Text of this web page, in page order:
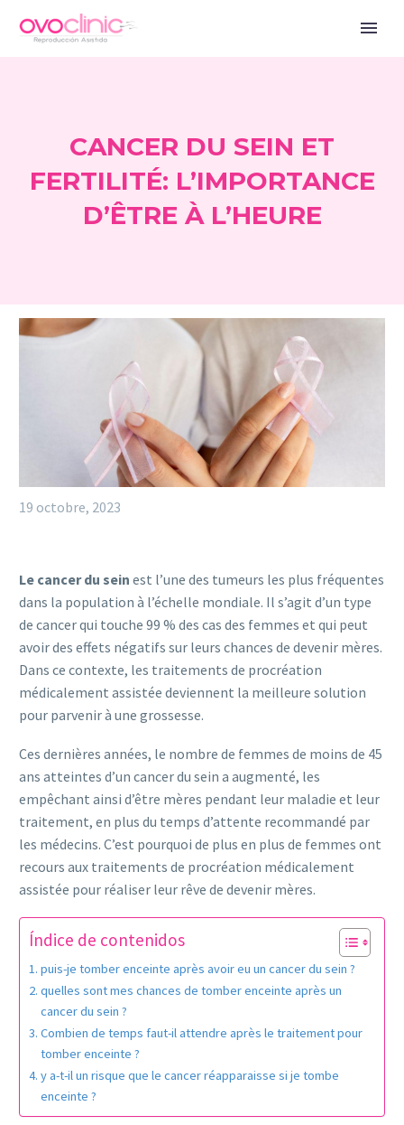
CANCER DU SEIN ET
FERTILITÉ: L’IMPORTANCE
D’ÊTRE À L’HEURE
19 octobre, 2023
Le cancer du sein est l’une des tumeurs les plus fréquentes
dans la population à l’échelle mondiale. Il s’agit d’un type
de cancer qui touche 99 % des cas des femmes et qui peut
avoir des effets négatifs sur leurs chances de devenir mères.
Dans ce contexte, les traitements de procréation
médicalement assistée deviennent la meilleure solution
pour parvenir à une grossesse.
Ces dernières années, le nombre de femmes de moins de 45
ans atteintes d’un cancer du sein a augmenté, les
empêchant ainsi d’être mères pendant leur maladie et leur
traitement, en plus du temps d’attente recommandé par
les médecins. C’est pourquoi de plus en plus de femmes ont
recours aux traitements de procréation médicalement
assistée pour réaliser leur rêve de devenir mères.
Índice de contenidos
puis-je tomber enceinte après avoir eu un cancer du sein ?
quelles sont mes chances de tomber enceinte après un
cancer du sein ?
Combien de temps faut-il attendre après le traitement pour
tomber enceinte ?
y a-t-il un risque que le cancer réapparaisse si je tombe
enceinte ?